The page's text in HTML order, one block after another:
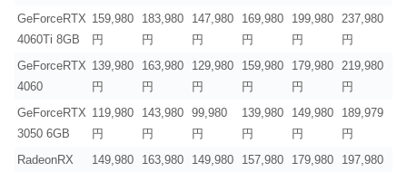
GeForceRTX
4060Ti 8GB
159,980
円
183,980
円
147,980
円
169,980
円
199,980
円
237,980
円
GeForceRTX
4060
139,980
円
163,980
円
129,980
円
159,980
円
179,980
円
219,980
円
GeForceRTX
3050 6GB
119,980
円
143,980
円
99,980
円
139,980
円
149,980
円
189,979
円
RadeonRX
149,980
163,980
149,980
157,980
179,980
197,980